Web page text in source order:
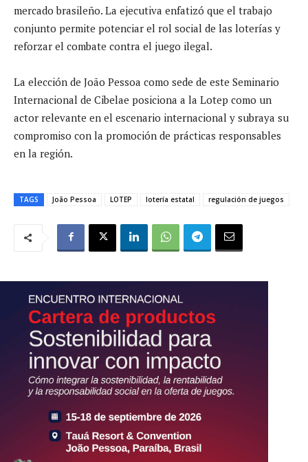
mercado brasileño. La ejecutiva enfatizó que el trabajo
conjunto permite potenciar el rol social de las loterías y
reforzar el combate contra el juego ilegal.
La elección de João Pessoa como sede de este Seminario
Internacional de Cibelae posiciona a la Lotep como un
actor relevante en el escenario internacional y subraya su
compromiso con la promoción de prácticas responsables
en la región.
TAGS João Pessoa LOTEP lotería estatal regulación de juegos